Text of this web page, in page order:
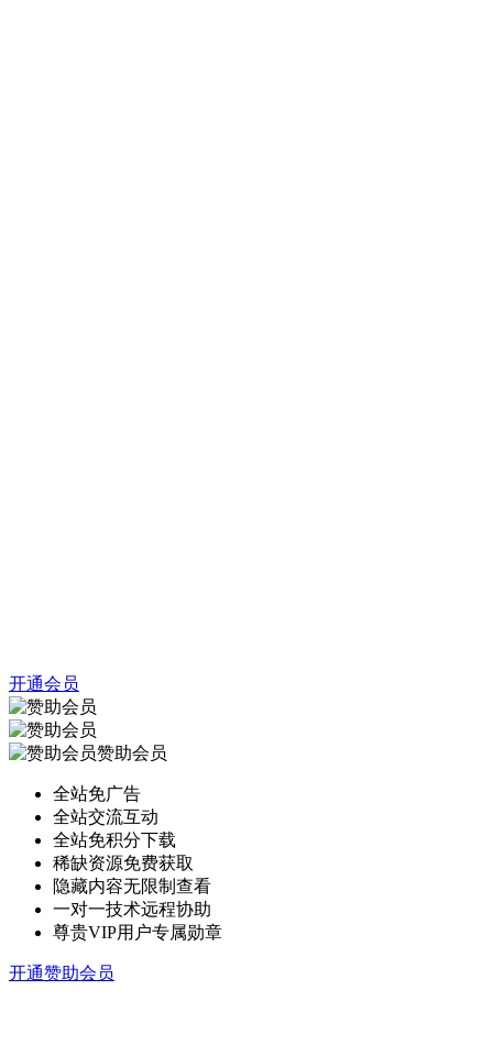
开通会员
赞助会员
全站免广告
全站交流互动
全站免积分下载
稀缺资源免费获取
隐藏内容无限制查看
一对一技术远程协助
尊贵VIP用户专属勋章
开通赞助会员